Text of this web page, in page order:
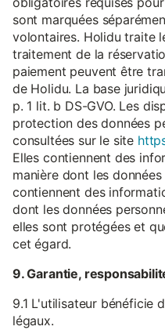
sont marquées
volontaires. Holidu traite
traitement de la
paiement peuvent être
de Holidu. La base
p. 1 lit. b DS-GVO. Les
protection des données
consultées sur le site
Elles contiennent des
manière dont les
contiennent des
dont les données
elles sont protégées et
cet égard.
9. Garantie,
9.1 L'utilisateur bénéficie
légaux.